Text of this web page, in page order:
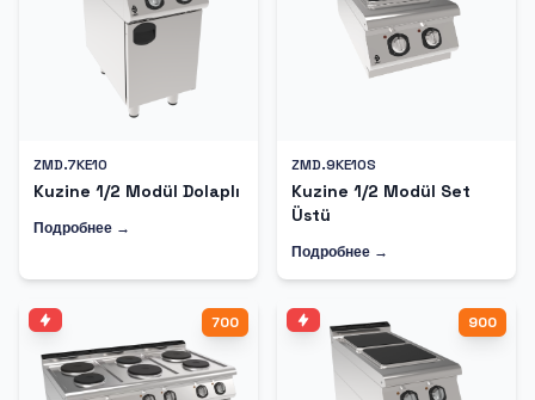
ZMD.7KE10
Kuzine 1/2 Modül Dolaplı
Подробнее →
ZMD.9KE10S
Kuzine 1/2 Modül Set
Üstü
Подробнее →
700 900